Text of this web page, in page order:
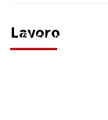
LavoroFilippo Cardinale